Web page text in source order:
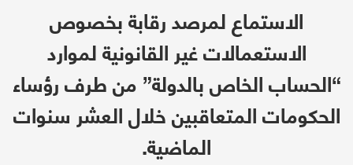
الاستماع لمرصد رقابة بخصوص
الاستعمالات غير القانونية لموارد
“الحساب الخاص بالدولة” من طرف رؤساء
الحكومات المتعاقبين خلال العشر سنوات
الماضية.